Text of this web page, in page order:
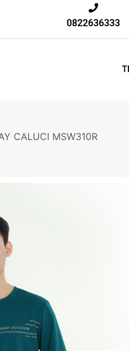
0822636333
CALUCI MSW310R